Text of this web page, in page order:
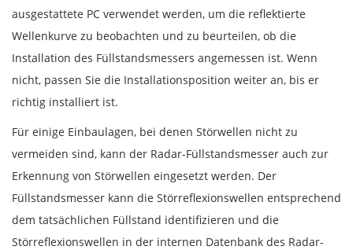
ausgestattete PC verwendet werden, um die reflektierte
Wellenkurve zu beobachten und zu beurteilen, ob die
Installation des Füllstandsmessers angemessen ist. Wenn
nicht, passen Sie die Installationsposition weiter an, bis er
richtig installiert ist.
Für einige Einbaulagen, bei denen Störwellen nicht zu
vermeiden sind, kann der Radar-Füllstandsmesser auch zur
Erkennung von Störwellen eingesetzt werden. Der
Füllstandsmesser kann die Störreflexionswellen entsprechend
dem tatsächlichen Füllstand identifizieren und die
Störreflexionswellen in der internen Datenbank des Radar-